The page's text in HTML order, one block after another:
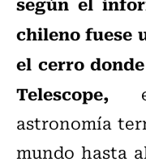
chileno fuese
el cerro
Telescope,
astronomía
mundo hasta